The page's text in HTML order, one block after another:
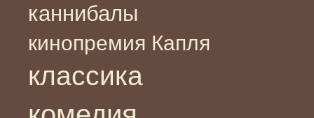
каннибалы
кинопремия Капля
классика